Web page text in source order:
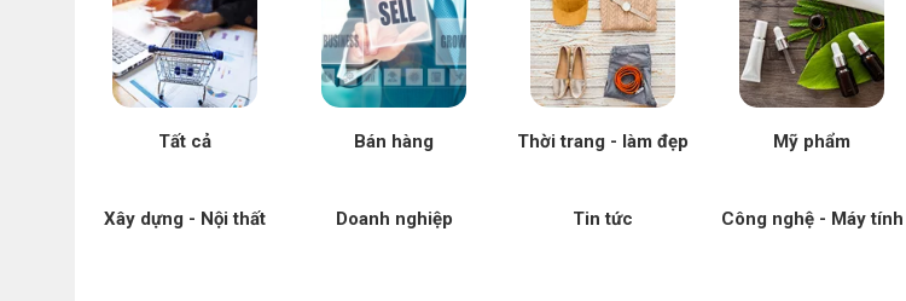
Tất cả Bán hàng Thời trang - làm đẹp Mỹ phẩm
Xây dựng - Nội thất Doanh nghiệp Tin tức Công nghệ - Máy tính